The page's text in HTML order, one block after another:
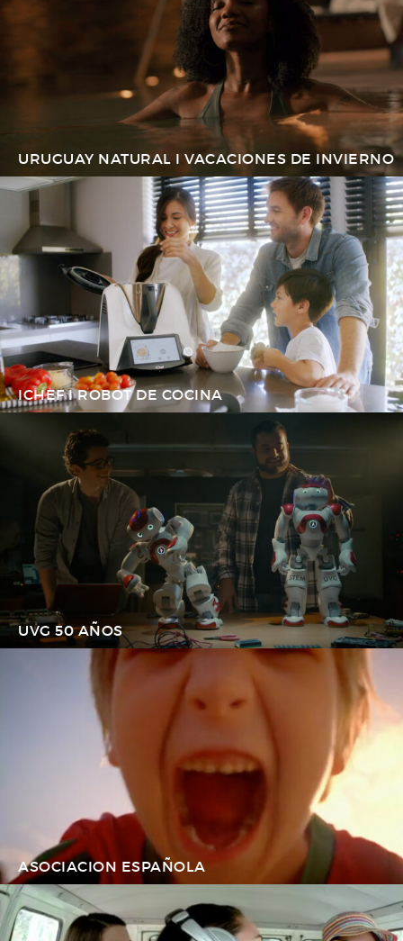
URUGUAY NATURAL I VACACIONES DE INVIERNO
ICHEF I ROBOT DE COCINA
UVG 50 AÑOS
ASOCIACION ESPAÑOLA